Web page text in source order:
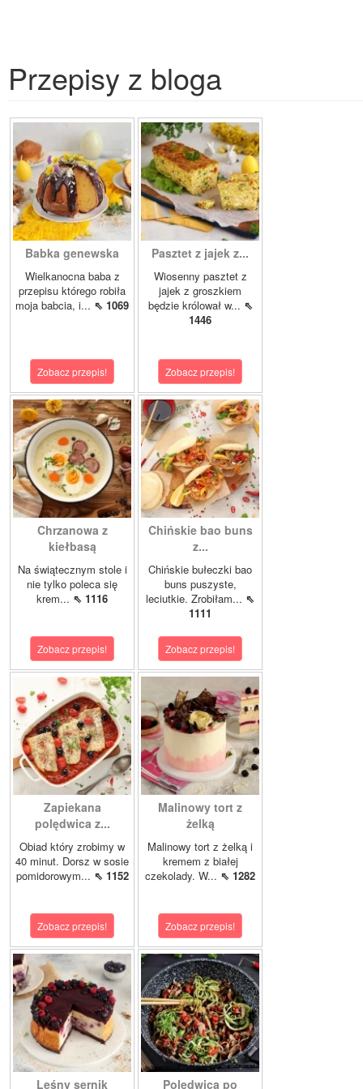
Przepisy z bloga
Babka genewska
Wielkanocna baba z
przepisu którego robiła
moja babcia, i... ⇖ 1069
Zobacz przepis!
Pasztet z jajek z...
Wiosenny pasztet z
jajek z groszkiem
będzie królował w... ⇖
1446
Zobacz przepis!
Chrzanowa z
kiełbasą
Na świątecznym stole i
nie tylko poleca się
krem... ⇖ 1116
Zobacz przepis!
Chińskie bao buns
z...
Chińskie bułeczki bao
buns puszyste,
leciutkie. Zrobiłam... ⇖
1111
Zobacz przepis!
Zapiekana
polędwica z...
Obiad który zrobimy w
40 minut. Dorsz w sosie
pomidorowym... ⇖ 1152
Zobacz przepis!
Malinowy tort z
żelką
Malinowy tort z żelką i
kremem z białej
czekolady. W... ⇖ 1282
Zobacz przepis!
Leśny sernik Polędwica po